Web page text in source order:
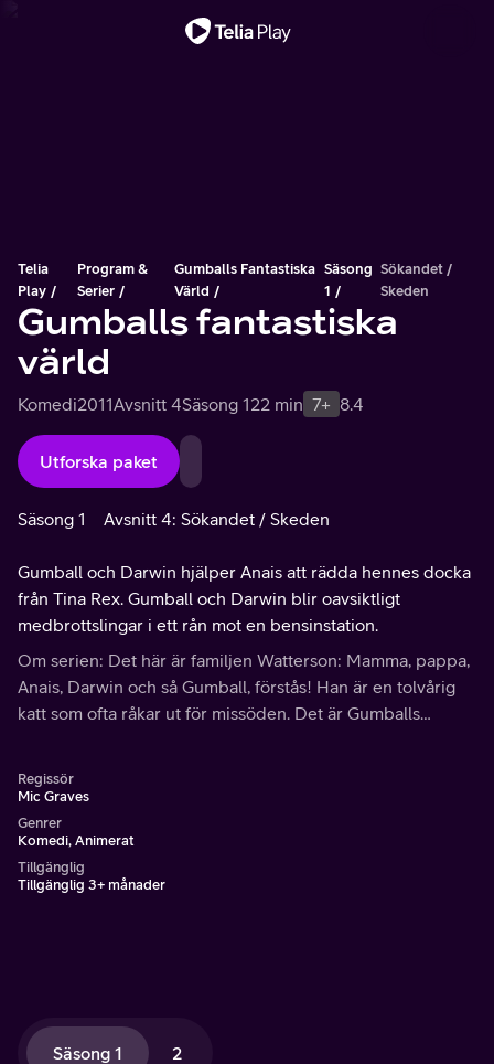
Telia
Play
Program &
Serier
Gumballs Fantastiska
Värld
Säsong
1
Sökandet /
Skeden
Gumballs fantastiska
värld
Komedi2011Avsnitt 4Säsong 122 min 7+ 8.4
Utforska paket
Säsong 1 Avsnitt 4: Sökandet / Skeden
Gumball och Darwin hjälper Anais att rädda hennes docka
från Tina Rex. Gumball och Darwin blir oavsiktligt
medbrottslingar i ett rån mot en bensinstation.
Om serien: Det här är familjen Watterson: Mamma, pappa,
Anais, Darwin och så Gumball, förstås! Han är en tolvårig
katt som ofta råkar ut för missöden. Det är Gumballs
Regissör
Mic Graves
Genrer
Komedi, Animerat
Tillgänglig
Tillgänglig 3+ månader
Säsong 1 2